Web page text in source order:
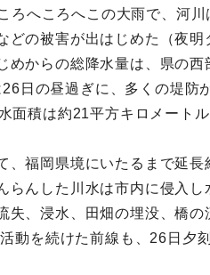
へころへこの大雨で、河
の被害が出はじめた（夜
からの総降水量は、県の
日の昼過ぎに、多くの堤防
積は約21平方キロメート
福岡県境にいたるまで延
んした川水は市内に侵入
、浸水、田畑の埋没、橋の
動を続けた前線も、26日夕